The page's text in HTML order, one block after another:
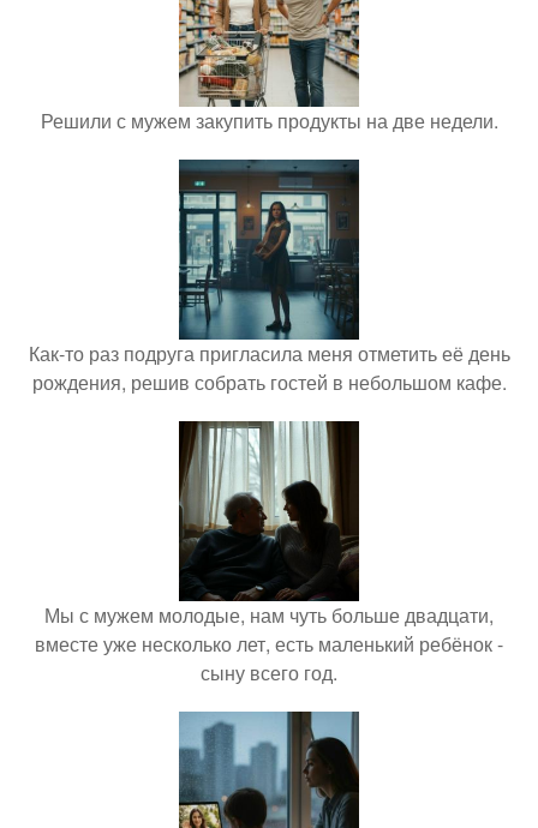
Решили с мужем закупить продукты на две недели.
Как-то раз подруга пригласила меня отметить её день
рождения, решив собрать гостей в небольшом кафе.
Мы с мужем молодые, нам чуть больше двадцати,
вместе уже несколько лет, есть маленький ребёнок -
сыну всего год.